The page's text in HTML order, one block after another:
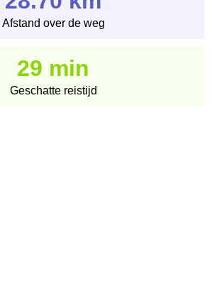
Afstand over de weg
29 min
Geschatte reistijd